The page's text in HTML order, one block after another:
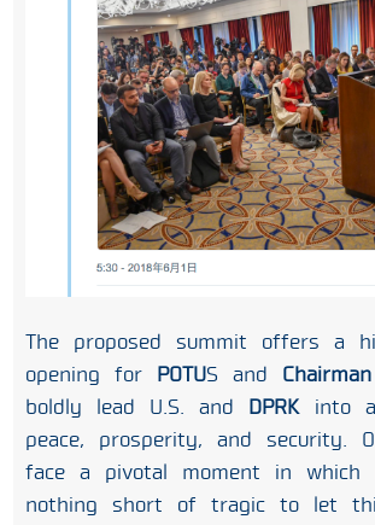
The proposed summit offers a
opening for
POTUS and
boldly lead U.S. and
DPRK into
peace, prosperity, and security.
face a pivotal moment in which
nothing short of tragic to let